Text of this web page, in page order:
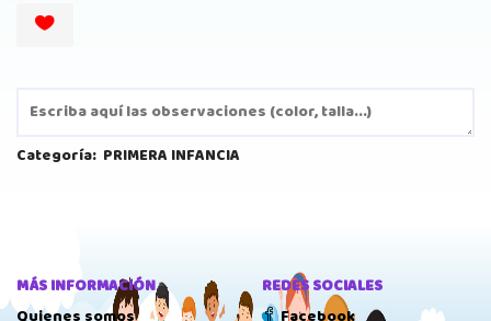
Categoría: PRIMERA INFANCIA
MÁS INFORMACIÓN
REDES SOCIALES